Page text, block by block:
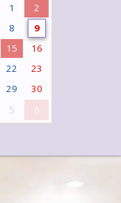
1
2
8
9
15
16
22
23
29 30
5 6